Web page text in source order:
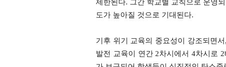
제한된다. 그간 학교별 교칙으로 운영
도가 높아질 것으로 기대된다.
기후 위기 교육의 중요성이 강조되면
발전 교육이 연간 2차시에서 4차시로